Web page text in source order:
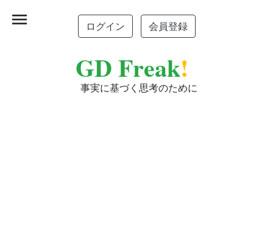
ログイン 会員登録
GD Freak!
事実に基づく思考のために
menu